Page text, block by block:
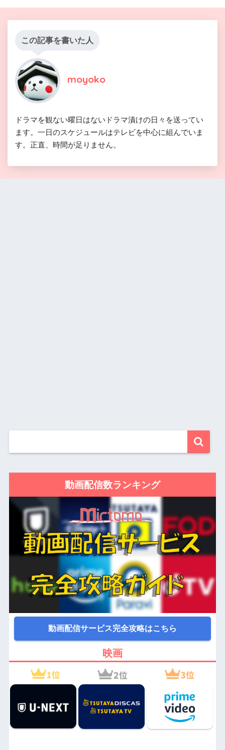
この記事を書いた人
moyoko
ドラマを観ない曜日はないドラマ漬けの日々を送ってい
ます。一日のスケジュールはテレビを中心に組んでいま
す。正直、時間が足りません。
動画配信数ランキング
動画配信サービス完全攻略はこちら
映画